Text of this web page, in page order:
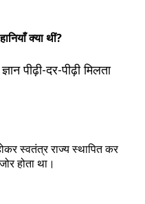
क्या थीं?
पीढ़ी-दर-पीढ़ी मिलता
स्वतंत्र राज्य स्थापित कर
होता था।